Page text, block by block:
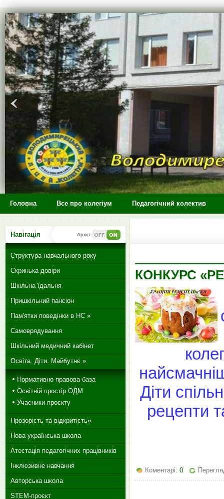
>
Головна Все про колегіум Педагогічний колектив
КОНКУРС
Діти
рецепти
Коментарі: 0
Навігація Архів:
Структура навчального року
Скринька довіри
Шкільна їдальня
Пришкільний пансіон
Пам'ятки поведінки в НС »
Самоврядування
Шкільний медичний кабінет
Освіта. Діти. Майбутнє »
Нормативно-правова база
Освітній простір ОДМ
Учасники проєкту
Прозорість та відкритість»
Нова українська школа
Атестація педагогічних працівників
Інклюзивне навчання
Авторська школа
STEM-проєкт